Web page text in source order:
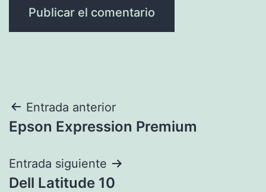
Navegación
de
entradas
Entrada anterior
Epson Expression Premium
Entrada siguiente
Dell Latitude 10